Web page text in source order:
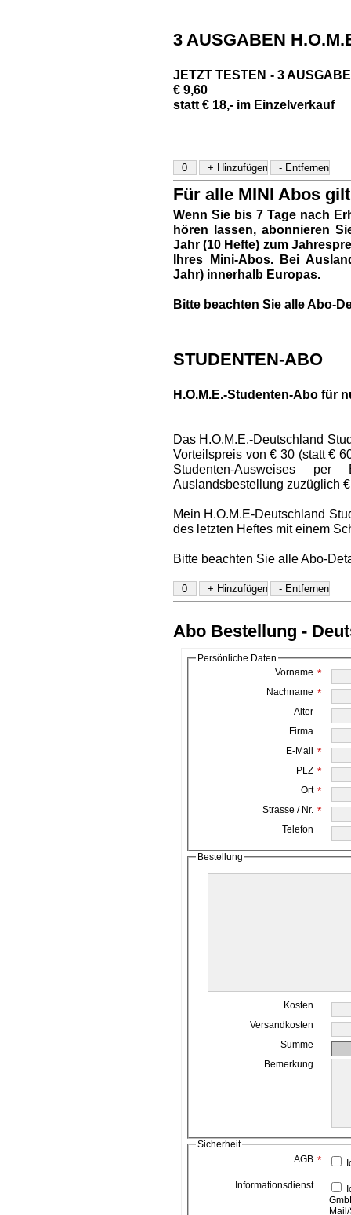
3 AUSGABEN
JETZT TESTEN - 3
€ 9,60
statt € 18,- im Einzelverkauf
Für alle MINI Abos
Wenn Sie bis 7 Tage nach
hören lassen, abonnieren
Jahr (10 Hefte) zum
Ihres Mini-Abos. Bei
Jahr) innerhalb Europas.
Bitte beachten Sie alle Abo-
STUDENTEN-ABO
H.O.M.E.-Studenten-Abo für
Das H.O.M.E.-Deutschland
Vorteilspreis von € 30 (statt €
Studenten-Ausweises
Auslandsbestellung zuzüglich
Mein H.O.M.E-Deutschland
des letzten Heftes mit einem
Bitte beachten Sie alle Abo-
Abo Bestellung -
Persönliche Daten
Vorname *
Nachname *
Alter
Firma
E-Mail
*
PLZ *
Ort *
Strasse / Nr. *
Telefon
Bestellung
Kosten
Versandkosten
Summe
Bemerkung
Sicherheit
AGB *
Informationsdienst